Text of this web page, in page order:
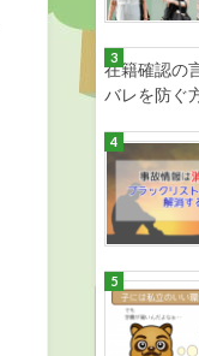
在籍確認の
バレを防ぐ